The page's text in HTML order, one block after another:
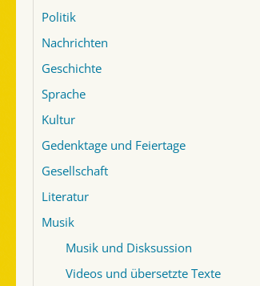
Politik
Nachrichten
Geschichte
Sprache
Kultur
Gedenktage und Feiertage
Gesellschaft
Literatur
Musik
Musik und Disksussion
Videos und übersetzte Texte